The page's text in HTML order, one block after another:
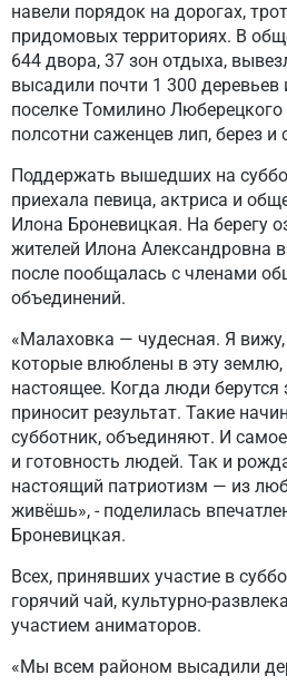
навели порядок на дорогах,
придомовых территориях. В
644 двора, 37 зон отдыха,
высадили почти 1 300 деревьев
поселке Томилино
полсотни саженцев лип, берез и
Поддержать вышедших на
приехала певица, актриса и
Илона Броневицкая. На берегу
жителей Илона Александровна
после пообщалась с членами
объединений.
«Малаховка — чудесная. Я
которые влюблены в эту землю,
настоящее. Когда люди берутся
приносит результат. Такие
субботник, объединяют. И
и готовность людей. Так и
настоящий патриотизм — из
живёшь», - поделилась
Броневицкая.
Всех, принявших участие в
горячий чай, культурно-
участием аниматоров.
«Мы всем районом высадили